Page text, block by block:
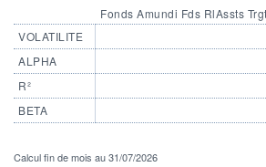
VOLATILITE
ALPHA
R²
BETA
Fonds Amundi Fds RlAssts
Calcul fin de mois au 31/07/2026